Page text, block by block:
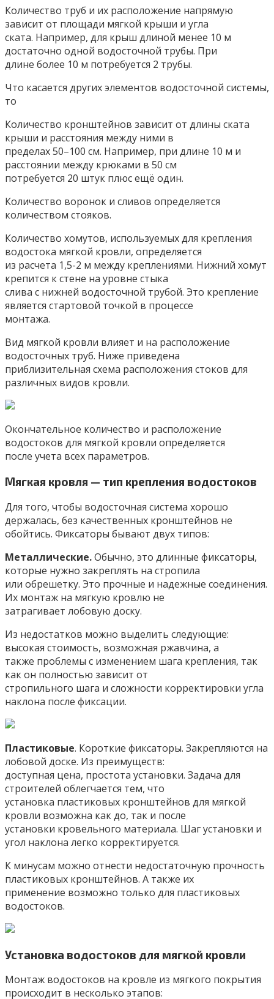
Количество труб и их расположение напрямую
зависит от площади мягкой крыши и угла
ската. Например, для крыш длиной менее 10 м
достаточно одной водосточной трубы. При
длине более 10 м потребуется 2 трубы.
Что касается других элементов водосточной системы,
то
Количество кронштейнов зависит от длины ската
крыши и расстояния между ними в
пределах 50–100 см. Например, при длине 10 м и
расстоянии между крюками в 50 см
потребуется 20 штук плюс ещё один.
Количество воронок и сливов определяется
количеством стояков.
Количество хомутов, используемых для крепления
водостока мягкой кровли, определяется
из расчета 1,5-2 м между креплениями. Нижний хомут
крепится к стене на уровне стыка
слива с нижней водосточной трубой. Это крепление
является стартовой точкой в процессе
монтажа.
Вид мягкой кровли влияет и на расположение
водосточных труб. Ниже приведена
приблизительная схема расположения стоков для
различных видов кровли.
Окончательное количество и расположение
водостоков для мягкой кровли определяется
после учета всех параметров.
Мягкая кровля — тип крепления водостоков
Для того, чтобы водосточная система хорошо
держалась, без качественных кронштейнов не
обойтись. Фиксаторы бывают двух типов:
Металлические.Обычно, это длинные фиксаторы,
которые нужно закреплять на стропила
или обрешетку. Это прочные и надежные соединения.
Их монтаж на мягкую кровлю не
затрагивает лобовую доску.
Из недостатков можно выделить следующие:
высокая стоимость, возможная ржавчина, а
также проблемы с изменением шага крепления, так
как он полностью зависит от
стропильного шага и сложности корректировки угла
наклона после фиксации.
Пластиковые. Короткие фиксаторы. Закрепляются на
лобовой доске. Из преимуществ:
доступная цена, простота установки. Задача для
строителей облегчается тем, что
установка пластиковых кронштейнов для мягкой
кровли возможна как до, так и после
установки кровельного материала. Шаг установки и
угол наклона легко корректируется.
К минусам можно отнести недостаточную прочность
пластиковых кронштейнов. А также их
применение возможно только для пластиковых
водостоков.
Установка водостоков для мягкой кровли
Монтаж водостоков на кровле из мягкого покрытия
происходит в несколько этапов: